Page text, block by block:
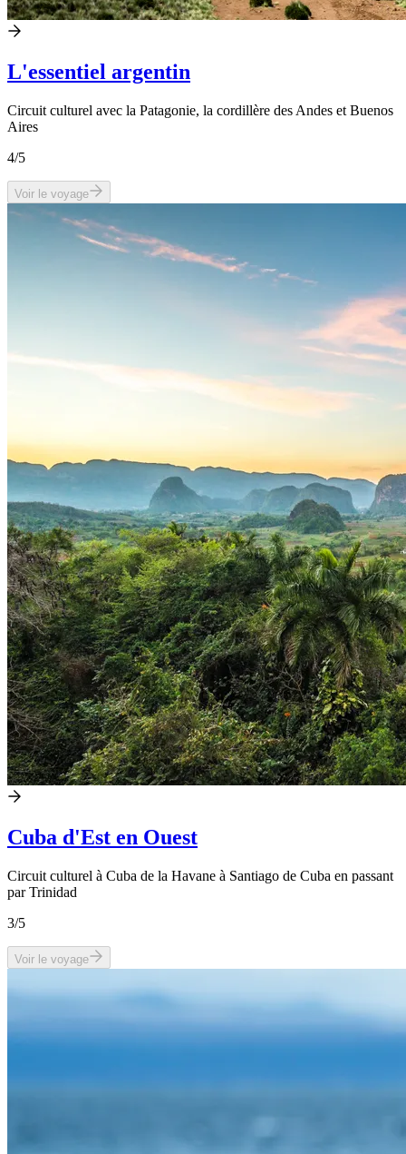
L'essentiel argentin
Circuit culturel avec la Patagonie, la cordillère des Andes et Buenos
Aires
4/5
Voir le voyage
Cuba d'Est en Ouest
Circuit culturel à Cuba de la Havane à Santiago de Cuba en passant
par Trinidad
3/5
Voir le voyage